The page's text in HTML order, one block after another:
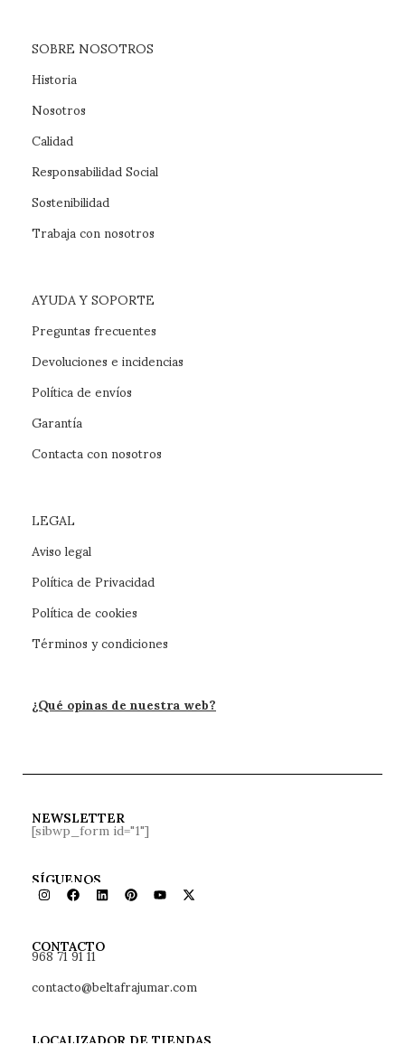
SOBRE NOSOTROS
Historia
Nosotros
Calidad
Responsabilidad Social
Sostenibilidad
Trabaja con nosotros
AYUDA Y SOPORTE
Preguntas frecuentes
Devoluciones e incidencias
Política de envíos
Garantía
Contacta con nosotros
LEGAL
Aviso legal
Política de Privacidad
Política de cookies
Términos y condiciones
¿Qué opinas de nuestra web?
NEWSLETTER
[sibwp_form id="1"]
SÍGUENOS
CONTACTO
968 71 91 11
contacto@beltafrajumar.com
LOCALIZADOR DE TIENDAS